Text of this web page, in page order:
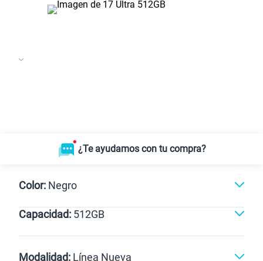
¿Te ayudamos con tu compra?
Color: Negro
Blanco
Capacidad: 512GB
512GB
Modalidad: Línea Nueva